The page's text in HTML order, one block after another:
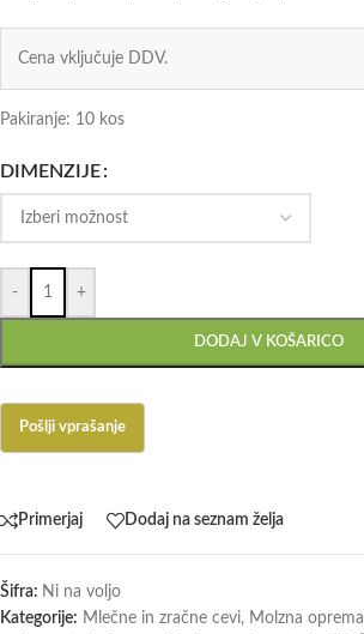
Cena vključuje DDV.
Pakiranje: 10 kos
DIMENZIJE
- +
DODAJ V KOŠARICO
Primerjaj Dodaj na seznam želja
Šifra: Ni na voljo
Kategorije: Mlečne in zračne cevi, Molzna oprema